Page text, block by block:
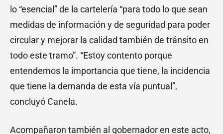
lo “esencial” de la cartelería “para todo lo que sean
medidas de información y de seguridad para poder
circular y mejorar la calidad también de tránsito en
todo este tramo”. “Estoy contento porque
entendemos la importancia que tiene, la incidencia
que tiene la demanda de esta vía puntual”,
concluyó Canela.
Acompañaron también al gobernador en este acto,